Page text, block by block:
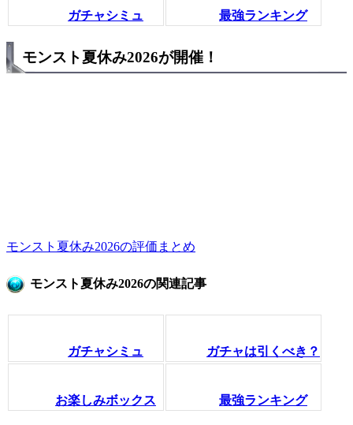
ガチャシミュ 最強ランキング
モンスト夏休み2026が開催！
モンスト夏休み2026の評価まとめ
モンスト夏休み2026の関連記事
ガチャシミュ ガチャは引くべき？
お楽しみボックス 最強ランキング